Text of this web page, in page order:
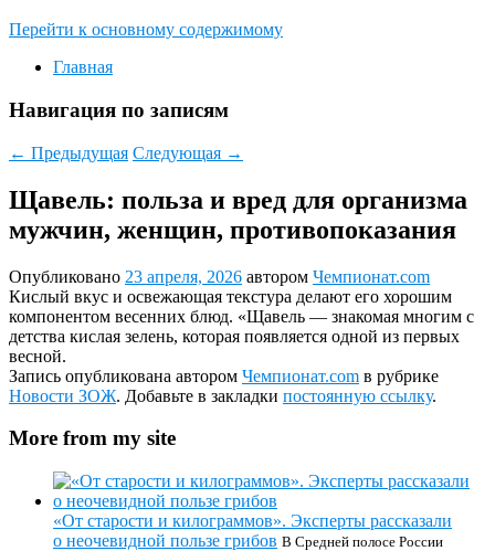
Перейти к основному содержимому
Главная
Навигация по записям
← Предыдущая Следующая →
Щавель: польза и вред для организма
мужчин, женщин, противопоказания
Опубликовано 23 апреля, 2026 автором Чемпионат.com
Кислый вкус и освежающая текстура делают его хорошим
компонентом весенних блюд. «Щавель — знакомая многим с
детства кислая зелень, которая появляется одной из первых
весной.
Запись опубликована автором Чемпионат.com в рубрике
Новости ЗОЖ. Добавьте в закладки постоянную ссылку.
More from my site
«От старости и килограммов». Эксперты рассказали
о неочевидной пользе грибов В Средней полосе России